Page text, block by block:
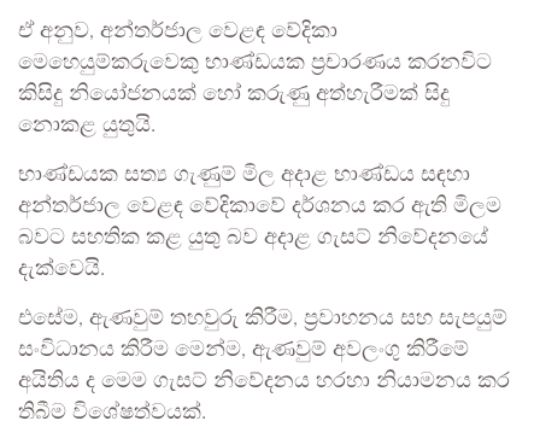
ඒ අනුව, අන්තර්ජාල වෙළඳ වේදිකා
මෙහෙයුම්කරුවෙකු භාණ්ඩයක ප්‍රචාරණය කරනවිට
කිසිදු නියෝජනයක් හෝ කරුණු අත්හැරීමක් සිදු
නොකළ යුතුයි.
භාණ්ඩයක සත්‍ය ගැණුම් මිල අදාළ භාණ්ඩය සඳහා
අන්තර්ජාල වෙළඳ වේදිකාවේ දර්ශනය කර ඇති මිලම
බවට සහතික කළ යුතු බව අදාළ ගැසට් නිවේදනයේ
දැක්වෙයි.
එසේම, ඇණවුම් තහවුරු කිරීම, ප්‍රවාහනය සහ සැපයුම්
සංවිධානය කිරීම මෙන්ම, ඇණවුම් අවලංගු කිරීමේ
අයිතිය ද මෙම ගැසට් නිවේදනය හරහා නියාමනය කර
තිබීම විශේෂත්වයක්.